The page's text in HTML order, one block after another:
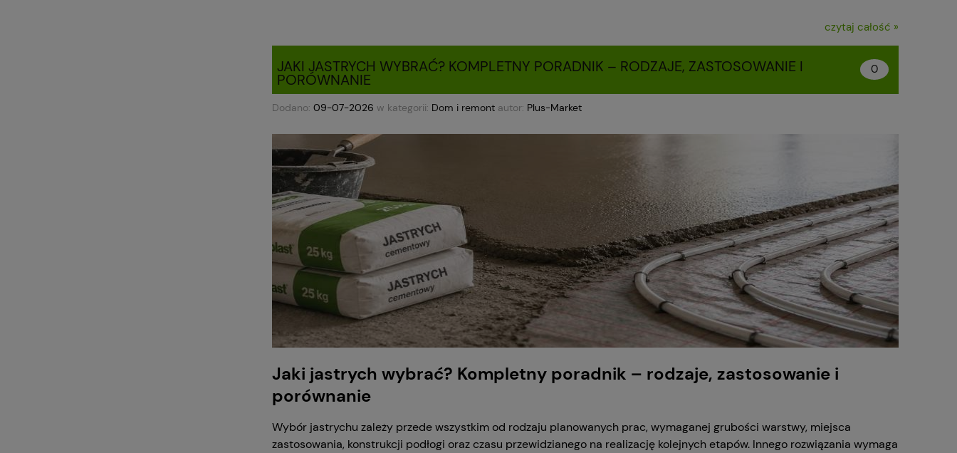
czytaj całość »
JAKI JASTRYCH WYBRAĆ? KOMPLETNY PORADNIK – RODZAJE, ZASTOSOWANIE I
PORÓWNANIE
0
Dodano: 09-07-2026 w kategorii: Dom i remont autor: Plus-Market
Jaki jastrych wybrać? Kompletny poradnik – rodzaje, zastosowanie i
porównanie
Wybór jastrychu zależy przede wszystkim od rodzaju planowanych prac, wymaganej grubości warstwy, miejsca
zastosowania, konstrukcji podłogi oraz czasu przewidzianego na realizację kolejnych etapów. Innego rozwiązania wymaga